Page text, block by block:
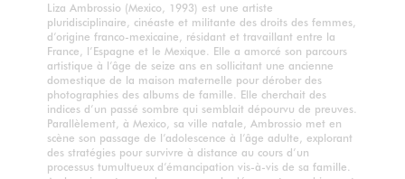
Liza Ambrossio (Mexico, 1993) est une artiste
pluridisciplinaire, cinéaste et militante des droits des femmes,
d’origine franco-mexicaine, résidant et travaillant entre la
France, l’Espagne et le Mexique. Elle a amorcé son parcours
artistique à l’âge de seize ans en sollicitant une ancienne
domestique de la maison maternelle pour dérober des
photographies des albums de famille. Elle cherchait des
indices d’un passé sombre qui semblait dépourvu de preuves.
Parallèlement, à Mexico, sa ville natale, Ambrossio met en
scène son passage de l’adolescence à l’âge adulte, explorant
des stratégies pour survivre à distance au cours d’un
processus tumultueux d’émancipation vis-à-vis de sa famille.